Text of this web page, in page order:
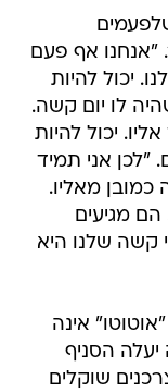
"אנחנו אף פעם
יכול להיות
לו יום קשה.
יכול להיות
"לכן אני תמיד
מאליו.
מגיעים
קשה שלנו היא
אינה
הסניף
שוקלים